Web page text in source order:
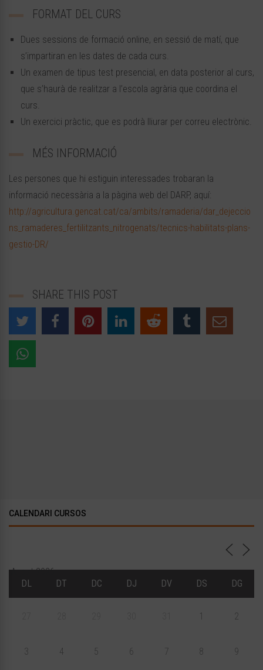
FORMAT DEL CURS
Dues sessions de formació online, en sessió de matí, que
s’impartiran en les dates de cada curs.
Un examen de tipus test presencial, en data posterior al curs,
que s’haurà de realitzar a l’escola agrària que coordina el
curs.
Un exercici pràctic, que es podrà lliurar per correu electrònic.
MÉS INFORMACIÓ
Les persones que hi estiguin interessades trobaran la
informació necessària a la pàgina web del DARP, aquí:
http://agricultura.gencat.cat/ca/ambits/ramaderia/dar_dejeccio
ns_ramaderes_fertilitzants_nitrogenats/tecnics-habilitats-plans-
gestio-DR/
SHARE THIS POST
CALENDARI CURSOS
Agost 2026
DL
DT DC DJ DV DS DG
1 2
3 4 5 6 7 8 9